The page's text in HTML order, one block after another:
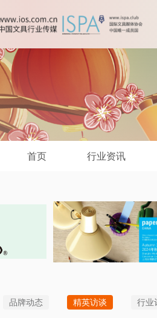
首页 行业资讯
品牌动态 精英访谈 行业